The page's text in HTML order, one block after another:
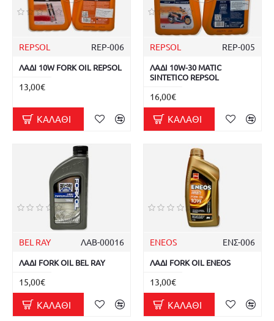
REPSOL REP-006
ΛΑΔΙ 10W FORK OIL REPSOL
13,00€
ΚΑΛΆΘΙ
REPSOL REP-005
ΛΑΔΙ 10W-30 MATIC
SINTETICO REPSOL
16,00€
ΚΑΛΆΘΙ
BEL RAY ΛΑΒ-00016
ΛΑΔΙ FORK OIL BEL RAY
15,00€
ΚΑΛΆΘΙ
ENEOS ΕΝΣ-006
ΛΑΔΙ FORK OIL ENEOS
13,00€
ΚΑΛΆΘΙ